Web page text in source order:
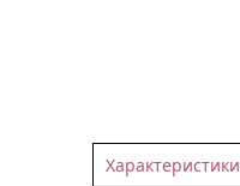
Характеристики